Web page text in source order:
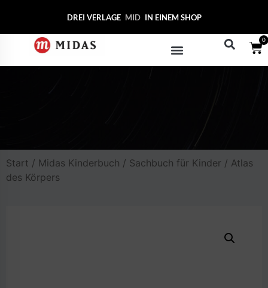
DREI VERLAGE MIDAS COL IN EINEM SHOP
0
Start / Midas Kinderbuch / Sachbuch für Kinder / Atlas
des Körpers